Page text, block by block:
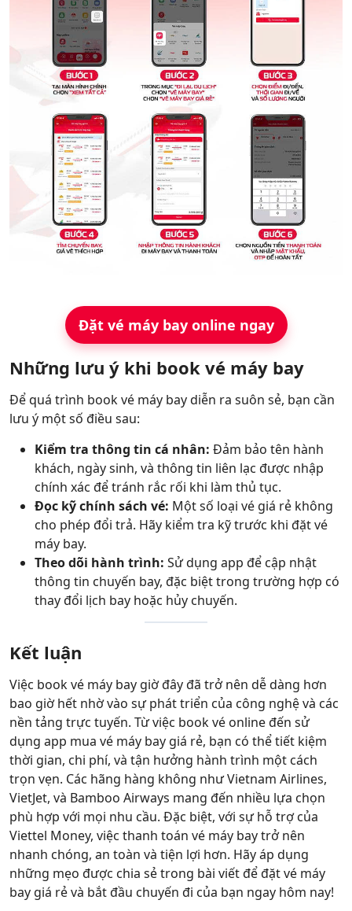
Đặt vé máy bay online ngay
Những lưu ý khi book vé máy bay
Để quá trình book vé máy bay diễn ra suôn sẻ, bạn cần
lưu ý một số điều sau:
Kiểm tra thông tin cá nhân: Đảm bảo tên hành
khách, ngày sinh, và thông tin liên lạc được nhập
chính xác để tránh rắc rối khi làm thủ tục.
Đọc kỹ chính sách vé: Một số loại vé giá rẻ không
cho phép đổi trả. Hãy kiểm tra kỹ trước khi đặt vé
máy bay.
Theo dõi hành trình: Sử dụng app để cập nhật
thông tin chuyến bay, đặc biệt trong trường hợp có
thay đổi lịch bay hoặc hủy chuyến.
Kết luận
Việc book vé máy bay giờ đây đã trở nên dễ dàng hơn
bao giờ hết nhờ vào sự phát triển của công nghệ và các
nền tảng trực tuyến. Từ việc book vé online đến sử
dụng app mua vé máy bay giá rẻ, bạn có thể tiết kiệm
thời gian, chi phí, và tận hưởng hành trình một cách
trọn vẹn. Các hãng hàng không như Vietnam Airlines,
VietJet, và Bamboo Airways mang đến nhiều lựa chọn
phù hợp với mọi nhu cầu. Đặc biệt, với sự hỗ trợ của
Viettel Money, việc thanh toán vé máy bay trở nên
nhanh chóng, an toàn và tiện lợi hơn. Hãy áp dụng
những mẹo được chia sẻ trong bài viết để đặt vé máy
bay giá rẻ và bắt đầu chuyến đi của bạn ngay hôm nay!